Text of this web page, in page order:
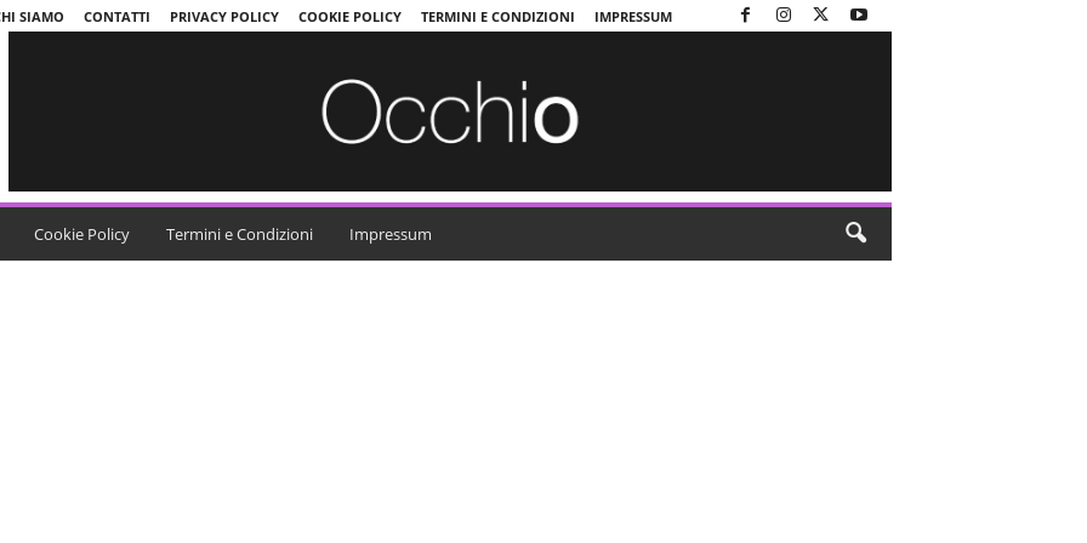
SIAMO CONTATTI PRIVACY POLICY COOKIE POLICY TERMINI E CONDIZIONI IMPRESSUM
Cookie Policy Termini e Condizioni Impressum